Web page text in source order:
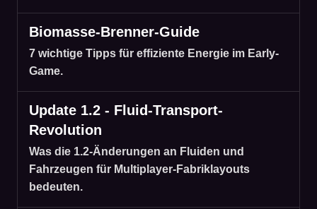
Biomasse-Brenner-Guide
7 wichtige Tipps für effiziente Energie im Early-
Game.
Update 1.2 - Fluid-Transport-
Revolution
Was die 1.2-Änderungen an Fluiden und
Fahrzeugen für Multiplayer-Fabriklayouts
bedeuten.